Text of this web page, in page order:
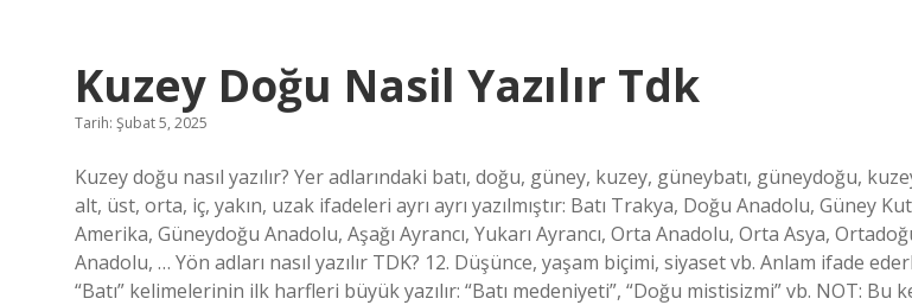
Kuzey Doğu Nasil Yazılır Tdk
Tarih: Şubat 5, 2025
Kuzey doğu nasıl yazılır? Yer adlarındaki batı, doğu, güney, kuzey, güneybatı, güneydoğu,
alt, üst, orta, iç, yakın, uzak ifadeleri ayrı ayrı yazılmıştır: Batı Trakya, Doğu Anadolu, Güney
Amerika, Güneydoğu Anadolu, Aşağı Ayrancı, Yukarı Ayrancı, Orta Anadolu, Orta Asya,
Anadolu, … Yön adları nasıl yazılır TDK? 12. Düşünce, yaşam biçimi, siyaset vb. Anlam ifade
“Batı” kelimelerinin ilk harfleri büyük yazılır: “Batı medeniyeti”, “Doğu mistisizmi” vb. NOT: Bu